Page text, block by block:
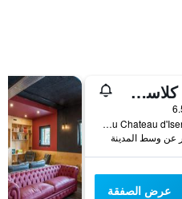
بريمير كلاسي ليلي وست - لوميه
22 Rue du Chateau d'Isenghien, ليل, إقليم نور, فرنسا
عرض الصفقة